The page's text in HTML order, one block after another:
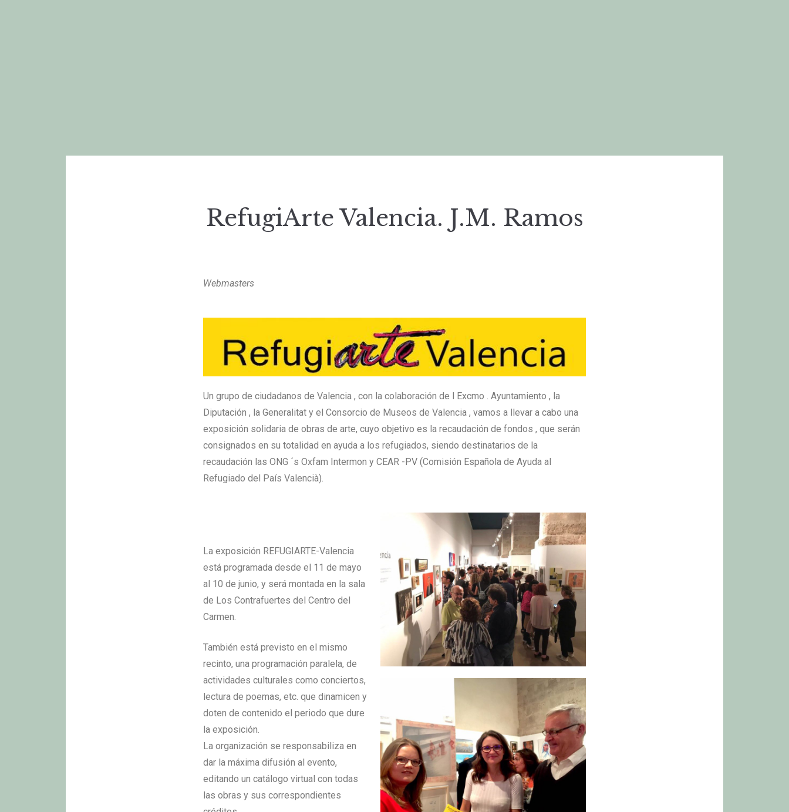
RefugiArte Valencia. J.M. Ramos
Webmasters
Un grupo de ciudadanos de Valencia , con la colaboración de l Excmo . Ayuntamiento , la
Diputación , la Generalitat y el Consorcio de Museos de Valencia , vamos a llevar a cabo una
exposición solidaria de obras de arte, cuyo objetivo es la recaudación de fondos , que serán
consignados en su totalidad en ayuda a los refugiados, siendo destinatarios de la
recaudación las ONG ´s Oxfam Intermon y CEAR -PV (Comisión Española de Ayuda al
Refugiado del País Valencià).
La exposición REFUGIARTE-Valencia
está programada desde el 11 de mayo
al 10 de junio, y será montada en la sala
de Los Contrafuertes del Centro del
Carmen.
También está previsto en el mismo
recinto, una programación paralela, de
actividades culturales como conciertos,
lectura de poemas, etc. que dinamicen y
doten de contenido el periodo que dure
la exposición.
La organización se responsabiliza en
dar la máxima difusión al evento,
editando un catálogo virtual con todas
las obras y sus correspondientes